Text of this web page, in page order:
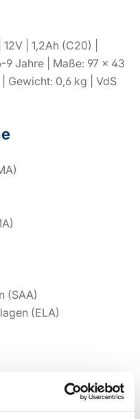
| 1,2Ah (C20) |
Jahre | Maße: 97 × 43
Gewicht: 0,6 kg | VdS
(SAA)
(ELA)